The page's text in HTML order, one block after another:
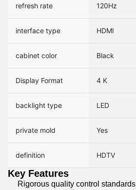
refresh rate 120Hz
interface type HDMI
cabinet color Black
Display Format 4 K
backlight type LED
private mold Yes
definition HDTV
Key Features
Rigorous quality control standards